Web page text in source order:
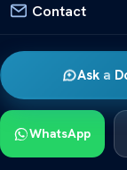
Contact
Ask a
WhatsApp
artrit
në shëndetin
të
për të